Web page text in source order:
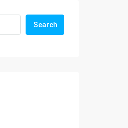
Search